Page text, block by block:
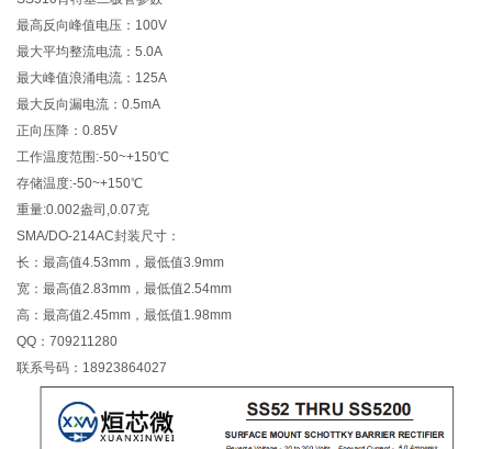
最高反向峰值电压：100V
最大平均整流电流：5.0A
最大峰值浪涌电流：125A
最大反向漏电流：0.5mA
正向压降：0.85V
工作温度范围:-50~+150℃
存储温度:-50~+150℃
重量:0.002盎司,0.07克
SMA/DO-214AC封装尺寸：
长：最高值4.53mm，最低值3.9mm
宽：最高值2.83mm，最低值2.54mm
高：最高值2.45mm，最低值1.98mm
QQ：709211280
联系号码：18923864027